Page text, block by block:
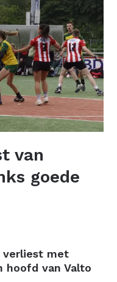
van
goede
verliest met
hoofd van Valto